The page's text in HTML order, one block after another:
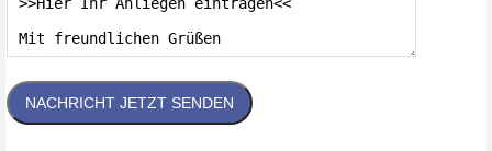
NACHRICHT JETZT SENDEN